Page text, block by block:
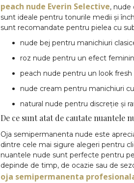
peach nude Everin Selective, nude
sunt ideale pentru tonurile medii și
sunt recomandate pentru pielea cu
nude bej pentru manichiuri
roz nude pentru un efect
peach nude pentru un look fresh
nude cream pentru manichiuri
natural nude pentru discreție și
De ce sunt atat de cautate nuantele
Oja semipermanenta nude este
dintre cele mai sigure alegeri pentru
nuantele nude sunt perfecte pentru
depinde de timp, de ocazie sau de
oja semipermanenta